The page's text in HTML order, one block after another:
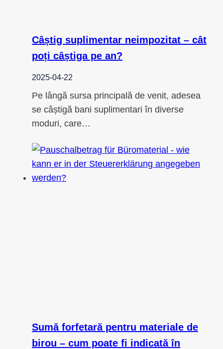
Câștig suplimentar neimpozitat – cât
poți câștiga pe an?
2025-04-22
Pe lângă sursa principală de venit, adesea
se câștigă bani suplimentari în diverse
moduri, care…
Sumă forfetară pentru materiale de
birou – cum poate fi indicată în